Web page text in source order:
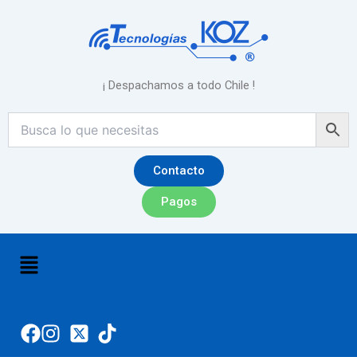
¡ Despachamos a todo Chile !
Contacto
Pagos
Menú